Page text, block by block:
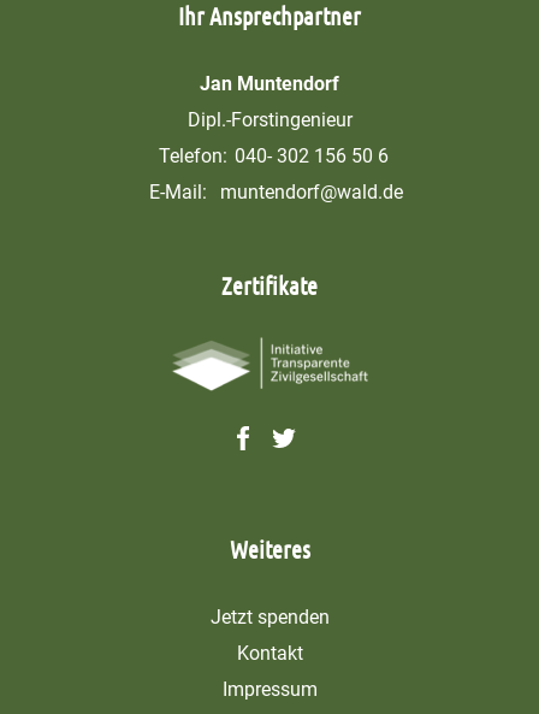
Ihr Ansprechpartner
Jan Muntendorf
Dipl.-Forstingenieur
Telefon: 040- 302 156 50 6
E-Mail:
muntendorf@wald.de
Zertifikate
Weiteres
Jetzt spenden
Kontakt
Impressum